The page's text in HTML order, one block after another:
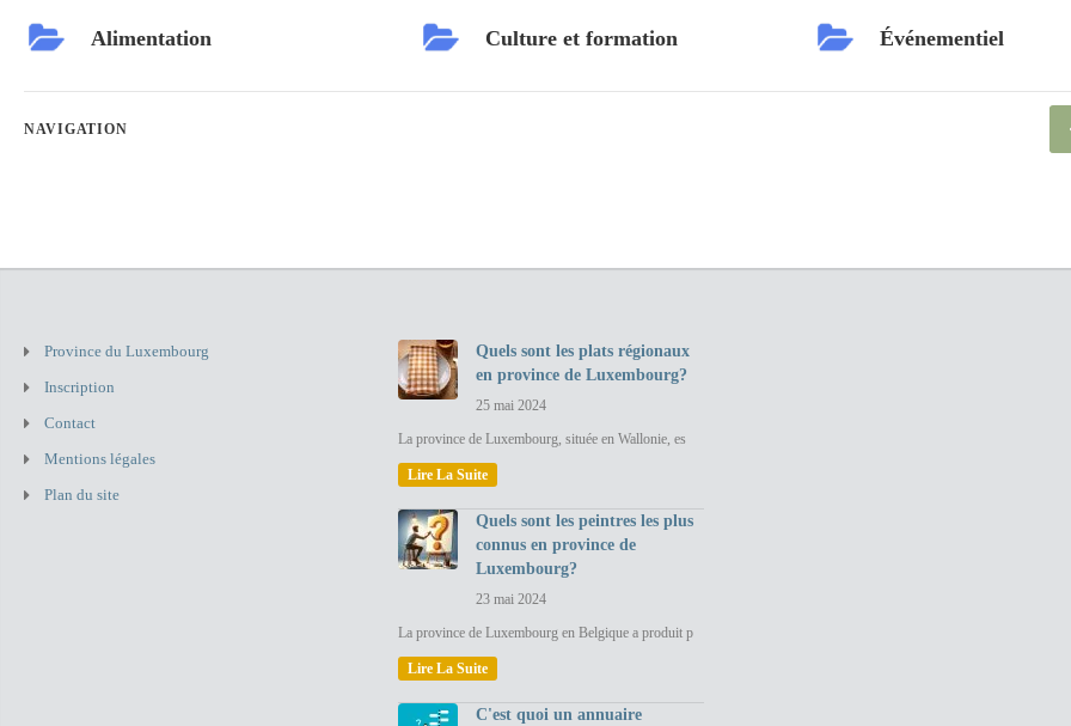
Alimentation Culture et formation Événementiel
NAVIGATION
Province du Luxembourg
Inscription
Contact
Mentions légales
Plan du site
Quels sont les plats régionaux
en province de Luxembourg?
25 mai 2024
La province de Luxembourg, située en Wallonie, es
Lire La Suite
Quels sont les peintres les plus
connus en province de
Luxembourg?
23 mai 2024
La province de Luxembourg en Belgique a produit p
Lire La Suite
C'est quoi un annuaire